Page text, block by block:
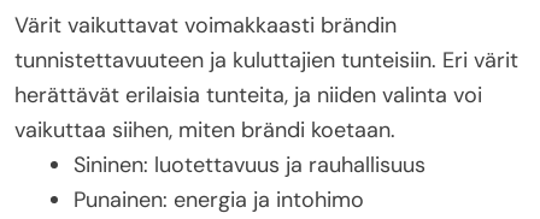
Värit vaikuttavat voimakkaasti brändin
tunnistettavuuteen ja kuluttajien tunteisiin. Eri värit
herättävät erilaisia tunteita, ja niiden valinta voi
vaikuttaa siihen, miten brändi koetaan.
Sininen: luotettavuus ja rauhallisuus
Punainen: energia ja intohimo